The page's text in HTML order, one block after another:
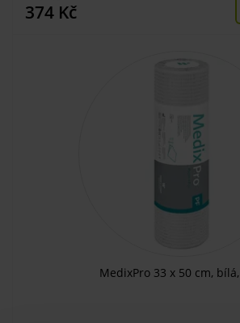
374 Kč
MedixPro 33 x 50 cm,